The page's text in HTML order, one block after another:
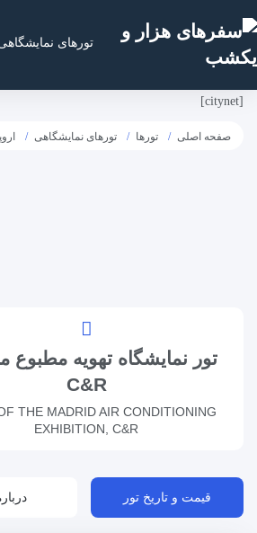
تورهای
[citynet]
صفحه اصلی تورها تورهای نمایشگاهی
تور نمایشگاه تهویه مطبوع
C&R
THE MADRID AIR CONDITIONING
EXHIBITION, C&R
قیمت و تاریخ تور